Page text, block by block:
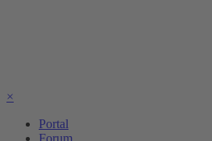
×
Portal
Forum